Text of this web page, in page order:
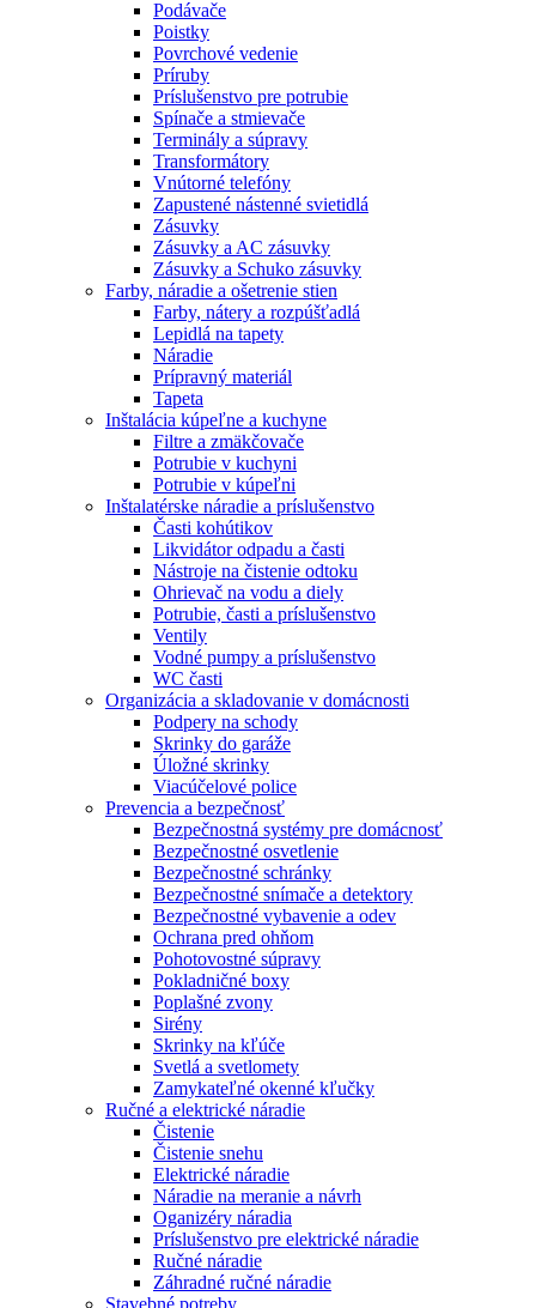
Podávače
Poistky
Povrchové vedenie
Príruby
Príslušenstvo pre potrubie
Spínače a stmievače
Terminály a súpravy
Transformátory
Vnútorné telefóny
Zapustené nástenné svietidlá
Zásuvky
Zásuvky a AC zásuvky
Zásuvky a Schuko zásuvky
Farby, náradie a ošetrenie stien
Farby, nátery a rozpúšťadlá
Lepidlá na tapety
Náradie
Prípravný materiál
Tapeta
Inštalácia kúpeľne a kuchyne
Filtre a zmäkčovače
Potrubie v kuchyni
Potrubie v kúpeľni
Inštalatérske náradie a príslušenstvo
Časti kohútikov
Likvidátor odpadu a časti
Nástroje na čistenie odtoku
Ohrievač na vodu a diely
Potrubie, časti a príslušenstvo
Ventily
Vodné pumpy a príslušenstvo
WC časti
Organizácia a skladovanie v domácnosti
Podpery na schody
Skrinky do garáže
Úložné skrinky
Viacúčelové police
Prevencia a bezpečnosť
Bezpečnostná systémy pre domácnosť
Bezpečnostné osvetlenie
Bezpečnostné schránky
Bezpečnostné snímače a detektory
Bezpečnostné vybavenie a odev
Ochrana pred ohňom
Pohotovostné súpravy
Pokladničné boxy
Poplašné zvony
Sirény
Skrinky na kľúče
Svetlá a svetlomety
Zamykateľné okenné kľučky
Ručné a elektrické náradie
Čistenie
Čistenie snehu
Elektrické náradie
Náradie na meranie a návrh
Oganizéry náradia
Príslušenstvo pre elektrické náradie
Ručné náradie
Záhradné ručné náradie
Stavebné potreby